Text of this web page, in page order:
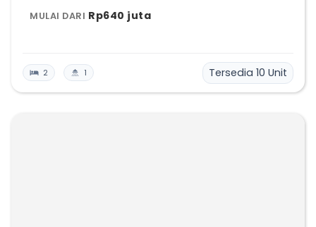
MULAI DARI Rp640 juta
2 1 Tersedia 10 Unit